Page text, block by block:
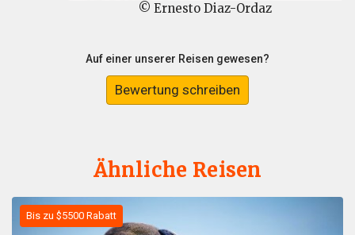
© Ernesto Diaz-Ordaz
Auf einer unserer Reisen gewesen?
Bewertung schreiben
Ähnliche Reisen
Bis zu $5500 Rabatt